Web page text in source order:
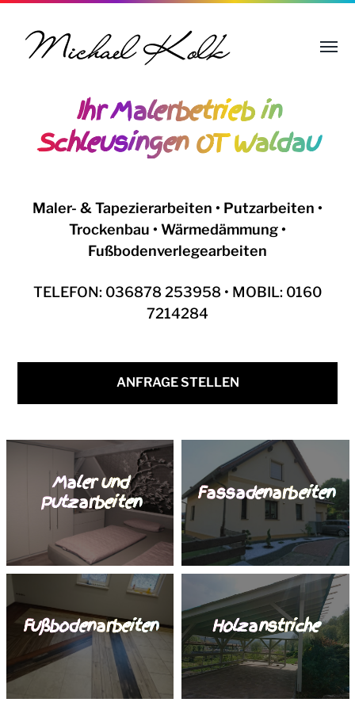
Ihr Malerbetrieb in
Schleusingen OT Waldau
Maler- & Tapezierarbeiten • Putzarbeiten •
Trockenbau • Wärmedämmung •
Fußbodenverlegearbeiten
TELEFON: 036878 253958 • MOBIL: 0160
7214284
ANFRAGE STELLEN
Maler und
Putzarbeiten
Fassadenarbeiten
Fußbodenarbeiten Holzanstriche